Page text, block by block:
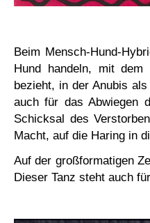
Beim Mensch-Hund-
Hund handeln, mit
bezieht, in der Anubis
auch für das Abwiegen
Schicksal des
Macht, auf die Haring in
Auf der großformatigen
Dieser Tanz steht auch